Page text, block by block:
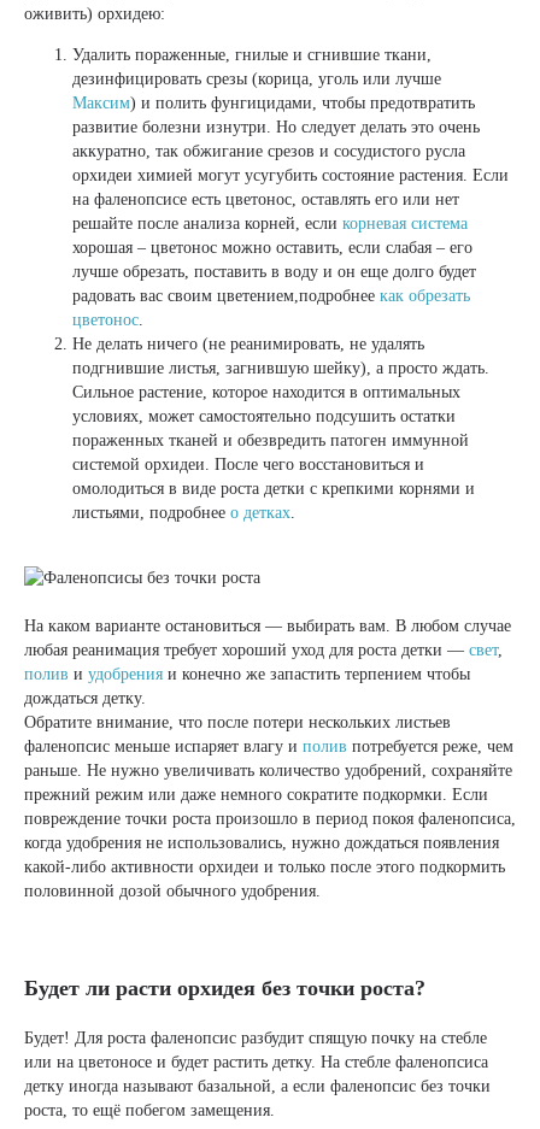
оживить) орхидею:
Удалить пораженные, гнилые и сгнившие ткани,
дезинфицировать срезы (корица, уголь или лучше
Максим) и полить фунгицидами, чтобы предотвратить
развитие болезни изнутри. Но следует делать это очень
аккуратно, так обжигание срезов и сосудистого русла
орхидеи химией могут усугубить состояние растения. Если
на фаленопсисе есть цветонос, оставлять его или нет
решайте после анализа корней, если корневая система
хорошая – цветонос можно оставить, если слабая – его
лучше обрезать, поставить в воду и он еще долго будет
радовать вас своим цветением,подробнее как обрезать
цветонос.
Не делать ничего (не реанимировать, не удалять
подгнившие листья, загнившую шейку), а просто ждать.
Сильное растение, которое находится в оптимальных
условиях, может самостоятельно подсушить остатки
пораженных тканей и обезвредить патоген иммунной
системой орхидеи. После чего восстановиться и
омолодиться в виде роста детки с крепкими корнями и
листьями, подробнее о детках.
На каком варианте остановиться — выбирать вам. В любом случае
любая реанимация требует хороший уход для роста детки — свет,
полив и удобрения и конечно же запастить терпением чтобы
дождаться детку.
Обратите внимание, что после потери нескольких листьев
фаленопсис меньше испаряет влагу и полив потребуется реже, чем
раньше. Не нужно увеличивать количество удобрений, сохраняйте
прежний режим или даже немного сократите подкормки. Если
повреждение точки роста произошло в период покоя фаленопсиса,
когда удобрения не использовались, нужно дождаться появления
какой-либо активности орхидеи и только после этого подкормить
половинной дозой обычного удобрения.
Будет ли расти орхидея без точки роста?
Будет! Для роста фаленопсис разбудит спящую почку на стебле
или на цветоносе и будет растить детку. На стебле фаленопсиса
детку иногда называют базальной, а если фаленопсис без точки
роста, то ещё побегом замещения.